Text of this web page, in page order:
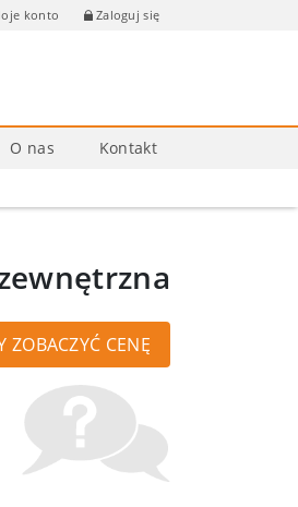
konto Zaloguj się
O nas Kontakt
ZOBACZYĆ CENĘ